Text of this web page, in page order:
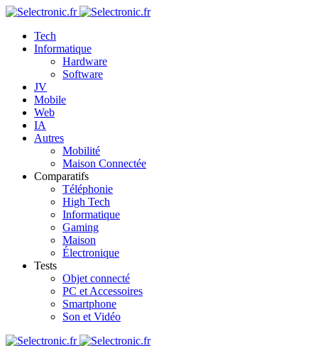
Tech
Informatique
Hardware
Software
JV
Mobile
Web
IA
Autres
Mobilité
Maison Connectée
Comparatifs
Téléphonie
High Tech
Informatique
Gaming
Maison
Électronique
Tests
Objet connecté
PC et Accessoires
Smartphone
Son et Vidéo